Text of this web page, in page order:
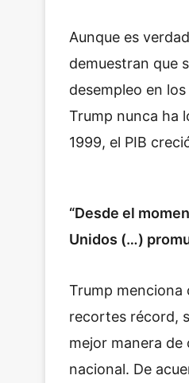
Aunque es
demuestran que
desempleo en
Trump nunca ha
1999, el PIB
“Desde el
Unidos (…)
Trump menciona
recortes récord,
mejor manera
nacional. De